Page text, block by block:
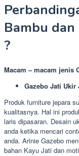
Bambu
?
Macam – macam jenis
Gazebo Jati Ukir
Produk furniture jepara
kualitasnya. Hal ini
laris dipasaran. Desain
anda ketika mencari
anda. Arinie Gazebo
bahan Kayu Jati dan